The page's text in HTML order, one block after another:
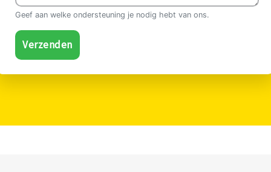
Geef aan welke ondersteuning je nodig hebt van ons.
Verzenden